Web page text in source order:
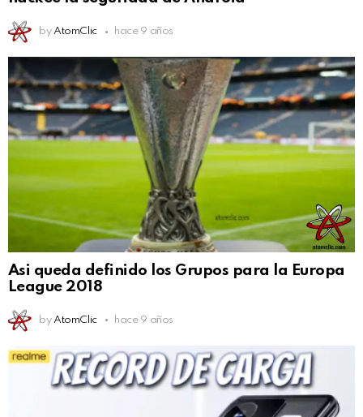
by AtomClic hace 9 años
Asi queda definido los Grupos para la Europa
League 2018
by AtomClic hace 9 años